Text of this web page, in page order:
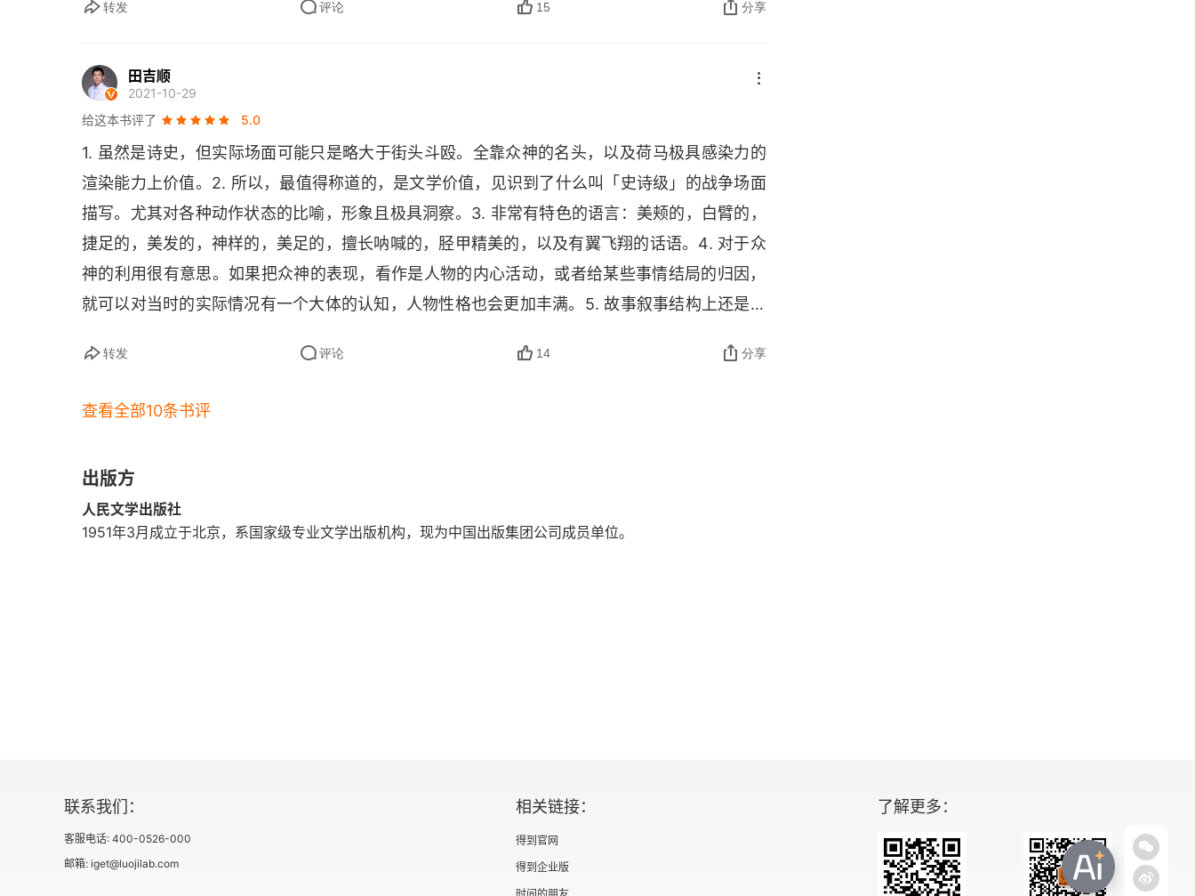
转发 评论 15 分享
田吉顺
2021-10-29
给这本书评了
5.0
1. 虽然是诗史，但实际场面可能只是略大于街头斗殴。全靠众神的名头，以及荷马极具感染力的
渲染能力上价值。2. 所以，最值得称道的，是文学价值，见识到了什么叫「史诗级」的战争场面
描写。尤其对各种动作状态的比喻，形象且极具洞察。3. 非常有特色的语言：美颊的，白臂的，
捷足的，美发的，神样的，美足的，擅长呐喊的，胫甲精美的，以及有翼飞翔的话语。4. 对于众
神的利用很有意思。如果把众神的表现，看作是人物的内心活动，或者给某些事情结局的归因，
就可以对当时的实际情况有一个大体的认知，人物性格也会更加丰满。5. 故事叙事结构上还是有
腊悲剧＜莎士比亚戏剧虽然有高下之分，但是，这些都值得五星。
转发 评论 14 分享
查看全部10条书评
出版方
人民文学出版社
1951年3月成立于北京，系国家级专业文学出版机构，现为中国出版集团公司成员单位。
联系我们：
客服电话: 400-0526-000
邮箱: iget@luojilab.com
相关链接：
得到官网
得到企业版
了解更多：